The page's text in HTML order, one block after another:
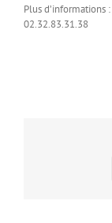
Plus d’informations :
02.32.83.31.38